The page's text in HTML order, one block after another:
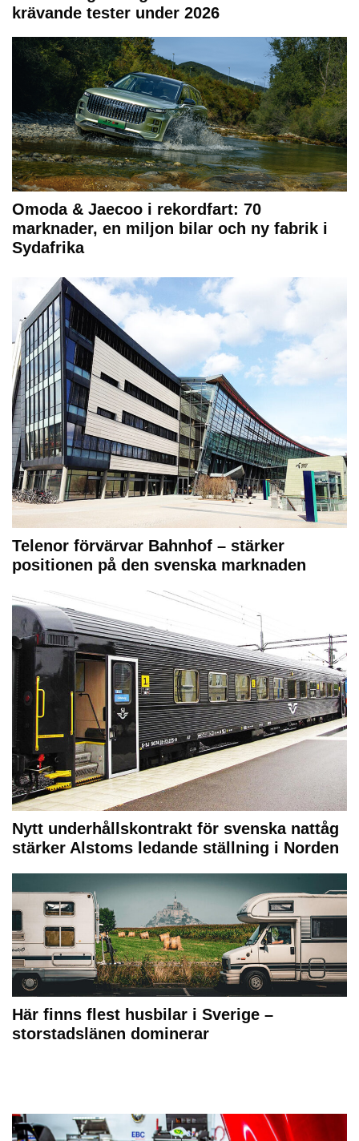
krävande tester under 2026
Omoda & Jaecoo i rekordfart: 70
marknader, en miljon bilar och ny fabrik i
Sydafrika
Telenor förvärvar Bahnhof – stärker
positionen på den svenska marknaden
Nytt underhållskontrakt för svenska nattåg
stärker Alstoms ledande ställning i Norden
Här finns flest husbilar i Sverige –
storstadslänen dominerar